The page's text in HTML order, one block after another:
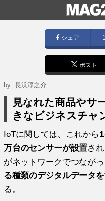
シェア
ポスト
by長浜淳之介
見なれた商品やサ
きなビジネスチャ
IoTに関しては、これから
万台のセンサーが設置さ
がネットワークでつなが
る種類のデジタルデータ
る。